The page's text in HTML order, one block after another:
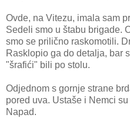
Ovde, na Vitezu, imala sam
Sedeli smo u štabu brigade.
smo se prilično raskomotili.
Rasklopio ga do detalja, bar
"šrafići" bili po stolu.
Odjednom s gornje strane
pored uva. Ustaše i Nemci
Napad.